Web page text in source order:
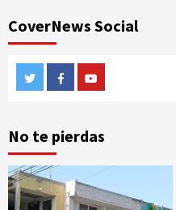
CoverNews Social
TwitterFacebook
No te pierdas